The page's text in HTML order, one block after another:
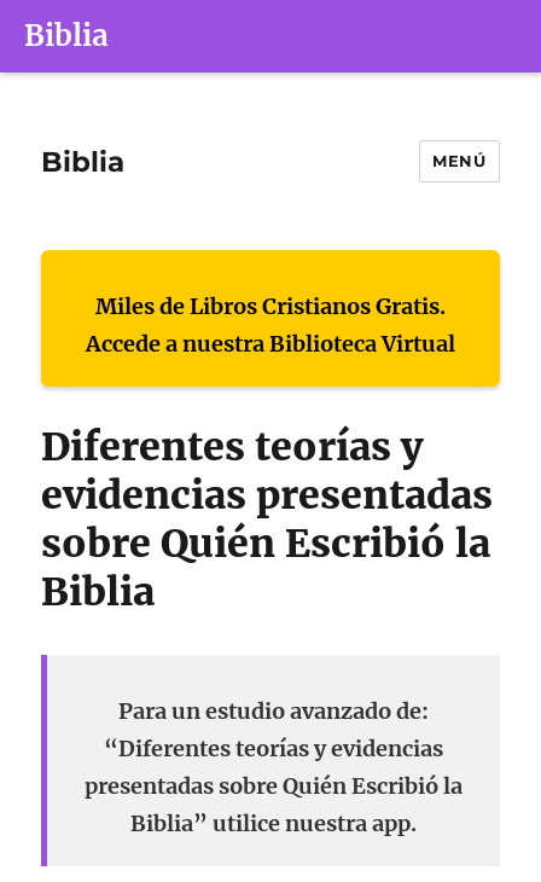
Biblia
Biblia MENÚ
Miles de Libros Cristianos Gratis.
Accede a nuestra Biblioteca Virtual
Diferentes teorías y
evidencias presentadas
sobre Quién Escribió la
Biblia
Para un estudio avanzado de:
“Diferentes teorías y evidencias
presentadas sobre Quién Escribió la
Biblia” utilice nuestra app.